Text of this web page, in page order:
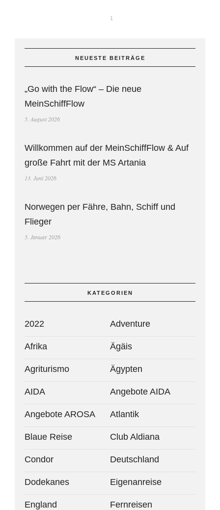
1
NEUESTE BEITRÄGE
„Go with the Flow“ – Die neue
MeinSchiffFlow
5. August 2026
Willkommen auf der MeinSchiffFlow & Auf
große Fahrt mit der MS Artania
13. Juni 2026
Norwegen per Fähre, Bahn, Schiff und
Flieger
5. Januar 2026
KATEGORIEN
2022 Adventure
Afrika Ägäis
Agriturismo Ägypten
AIDA Angebote AIDA
Angebote AROSA Atlantik
Blaue Reise Club Aldiana
Condor Deutschland
Dodekanes Eigenanreise
England Fernreisen